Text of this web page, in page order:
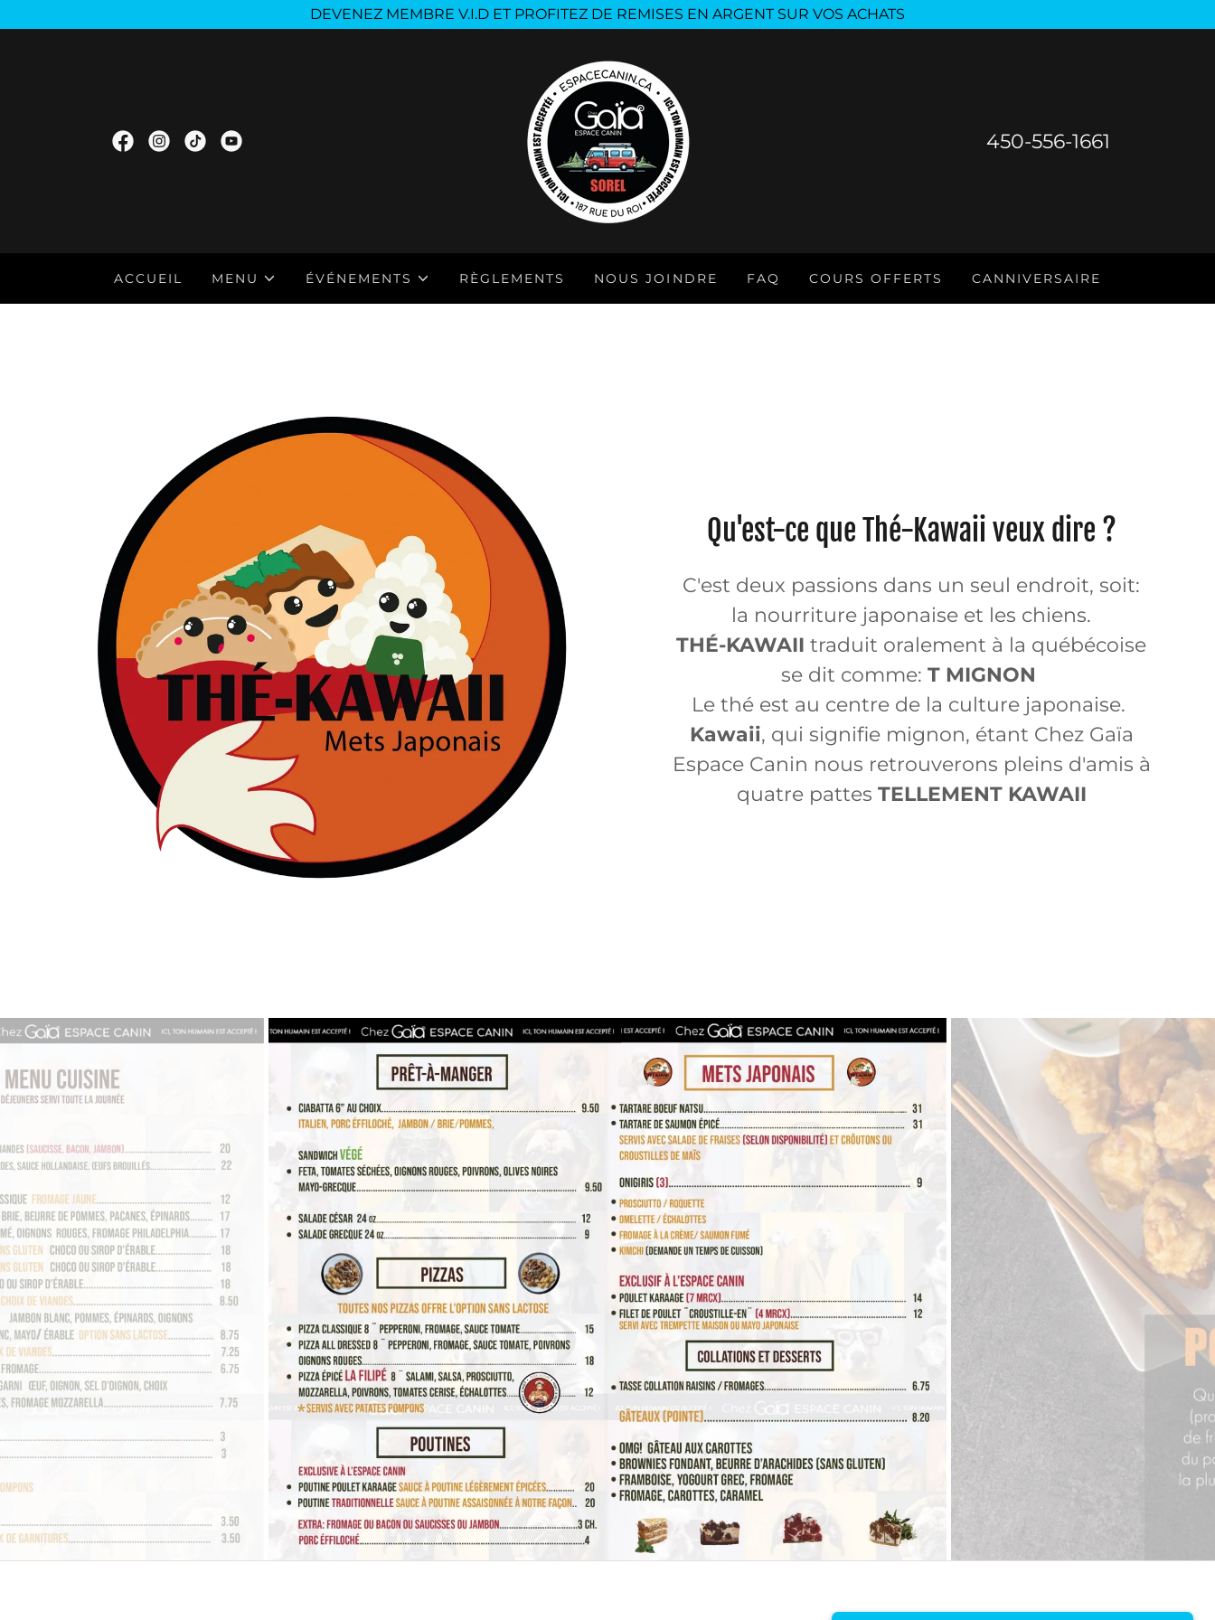
DEVENEZ MEMBRE V.I.D ET PROFITEZ DE REMISES EN ARGENT SUR VOS ACHATS
450-556-1661
ACCUEIL MENU ÉVÉNEMENTS RÈGLEMENTS NOUS JOINDRE FAQ COURS OFFERTS CANNIVERSAIRE
Qu'est-ce que Thé-Kawaii veux dire ?
C'est deux passions dans un seul endroit, soit:
la nourriture japonaise et les chiens.
THÉ-KAWAII traduit oralement à la québécoise
se dit comme: T MIGNON
Le thé est au centre de la culture japonaise.
Kawaii, qui signifie mignon, étant Chez Gaïa
Espace Canin nous retrouverons pleins d'amis à
quatre pattes TELLEMENT KAWAII